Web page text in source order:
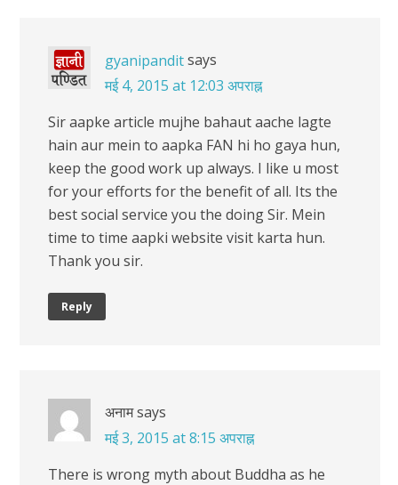
gyanipanditsays
मई 4, 2015 at 12:03 अपराह्न
Sir aapke article mujhe bahaut aache lagte
hain aur mein to aapka FAN hi ho gaya hun,
keep the good work up always. I like u most
for your efforts for the benefit of all. Its the
best social service you the doing Sir. Mein
time to time aapki website visit karta hun.
Thank you sir.
Reply
अनामsays
मई 3, 2015 at 8:15 अपराह्न
There is wrong myth about Buddha as he